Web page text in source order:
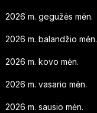
2026 m. gegužės mėn.
2026 m. balandžio mėn.
2026 m. kovo mėn.
2026 m. vasario mėn.
2026 m. sausio mėn.